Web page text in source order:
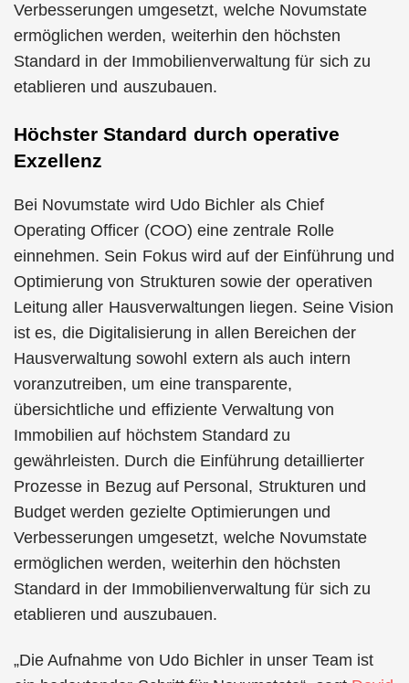
Verbesserungen umgesetzt, welche Novumstate
ermöglichen werden, weiterhin den höchsten
Standard in der Immobilienverwaltung für sich zu
etablieren und auszubauen.
Höchster Standard durch operative
Exzellenz
Bei Novumstate wird Udo Bichler als Chief
Operating Officer (COO) eine zentrale Rolle
einnehmen. Sein Fokus wird auf der Einführung und
Optimierung von Strukturen sowie der operativen
Leitung aller Hausverwaltungen liegen. Seine Vision
ist es, die Digitalisierung in allen Bereichen der
Hausverwaltung sowohl extern als auch intern
voranzutreiben, um eine transparente,
übersichtliche und effiziente Verwaltung von
Immobilien auf höchstem Standard zu
gewährleisten. Durch die Einführung detaillierter
Prozesse in Bezug auf Personal, Strukturen und
Budget werden gezielte Optimierungen und
Verbesserungen umgesetzt, welche Novumstate
ermöglichen werden, weiterhin den höchsten
Standard in der Immobilienverwaltung für sich zu
etablieren und auszubauen.
„Die Aufnahme von Udo Bichler in unser Team ist